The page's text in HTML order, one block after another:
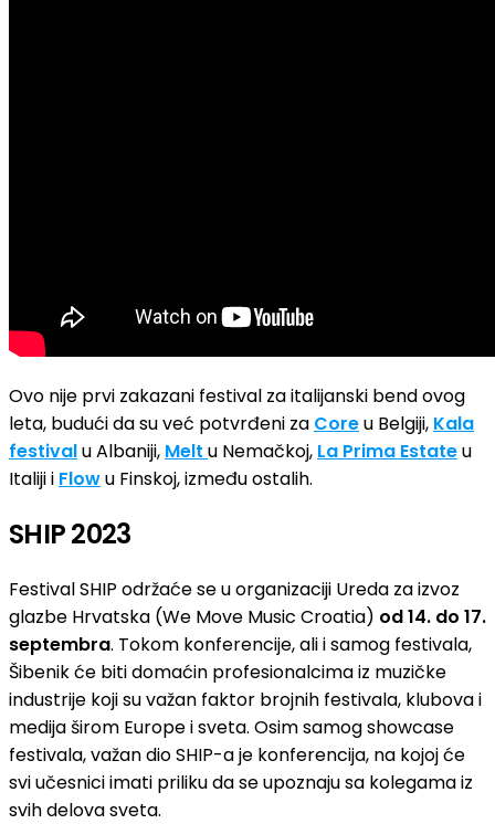
Ovo nije prvi zakazani festival za italijanski bend ovog
leta, budući da su već potvrđeni za Coreu Belgiji, Kala
festivalu Albaniji, Melt u Nemačkoj, La Prima Estateu
Italiji i Flowu Finskoj, između ostalih.
SHIP 2023
Festival SHIP održaće se u organizaciji Ureda za izvoz
glazbe Hrvatska (We Move Music Croatia) od 14. do 17.
septembra. Tokom konferencije, ali i samog festivala,
Šibenik će biti domaćin profesionalcima iz muzičke
industrije koji su važan faktor brojnih festivala, klubova i
medija širom Europe i sveta. Osim samog showcase
festivala, važan dio SHIP-a je konferencija, na kojoj će
svi učesnici imati priliku da se upoznaju sa kolegama iz
svih delova sveta.